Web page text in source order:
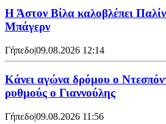
Η Άστον Βίλα καλοβλέπει
Μπάγερν
Γήπεδο|09.08.2026 12:14
Kάνει αγώνα δρόμου ο
ρυθμούς ο Γιαννούλης
Γήπεδο|09.08.2026 11:56